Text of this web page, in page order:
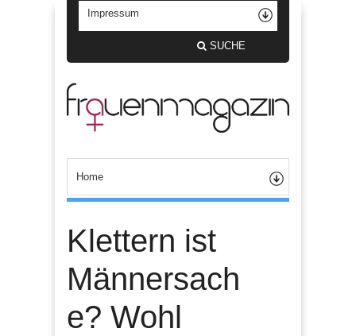
SUCHE
Klettern ist
Männersach
e? Wohl